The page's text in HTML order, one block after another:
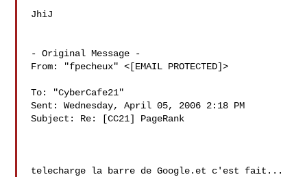
JhiJ
- Original Message -
From: "fpecheux" <[EMAIL PROTECTED]>
To: "CyberCafe21"
Sent: Wednesday, April 05, 2006 2:18 PM
Subject: Re: [CC21] PageRank
telecharge la barre de Google.et c'est fait...